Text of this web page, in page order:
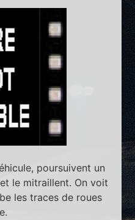
poursuivent un
le mitraillent. On voit
les traces de roues